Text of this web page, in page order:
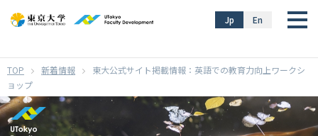
En
Jp
新着情報
東大公式サイト掲載情報：英語での教育力向上ワークシ
ョップ